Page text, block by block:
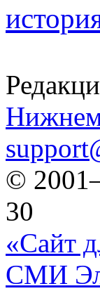
©
30
«Сайт
СМИ Эл